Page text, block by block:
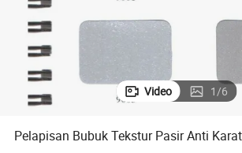
Video 1/6
Pelapisan Bubuk Tekstur Pasir Anti